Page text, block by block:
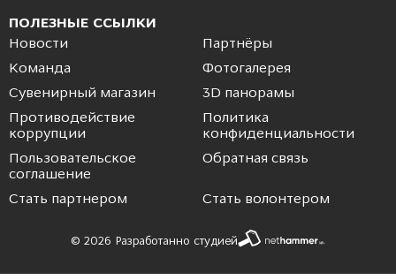
ПОЛЕЗНЫЕ ССЫЛКИ
Новости
Партнёры
Команда
Фотогалерея
Сувенирный магазин
3D панорамы
Противодействие
коррупции
Политика
конфиденциальности
Пользовательское
соглашение
Обратная связь
Стать партнером Стать волонтером
© 2026 Разработанно студией